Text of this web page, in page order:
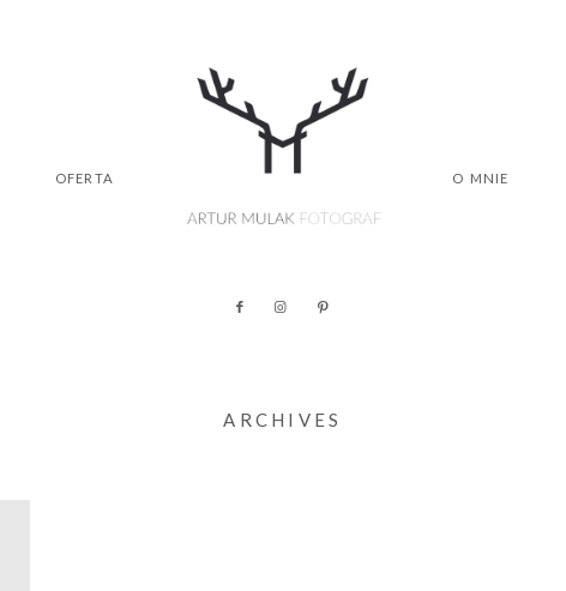
OFERTA O MNIE
ARCHIVES